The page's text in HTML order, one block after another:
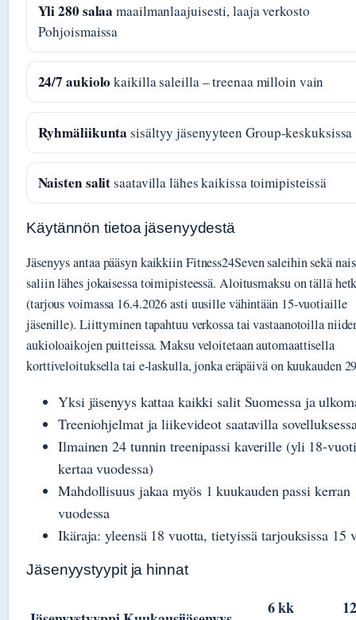
Yli 280 salaa maailmanlaajuisesti, laaja verkosto
Pohjoismaissa
24/7 aukiolo kaikilla saleilla – treenaa milloin vain
Ryhmäliikunta sisältyy jäsenyyteen Group-keskuksissa
Naisten salitsaatavilla lähes kaikissa toimipisteissä
Käytännön tietoa jäsenyydestä
Jäsenyys antaa pääsyn kaikkiin Fitness24Seven saleihin sekä
saliin lähes jokaisessa toimipisteessä. Aloitusmaksu on tällä
(tarjous voimassa 16.4.2026 asti uusille vähintään 15-vuotiaille
jäsenille). Liittyminen tapahtuu verkossa tai vastaanotoilla
aukioloaikojen puitteissa. Maksu veloitetaan automaattisella
korttiveloituksella tai e-laskulla, jonka eräpäivä on kuukauden
Yksi jäsenyys kattaa kaikki salit Suomessa ja
Treeniohjelmat ja liikevideot saatavilla
Ilmainen 24 tunnin treenipassi kaverille (yli 18-
kertaa vuodessa)
Mahdollisuus jakaa myös 1 kuukauden passi kerran
vuodessa
Ikäraja: yleensä 18 vuotta, tietyissä tarjouksissa 15
Jäsenyystyypit ja hinnat
6 kk